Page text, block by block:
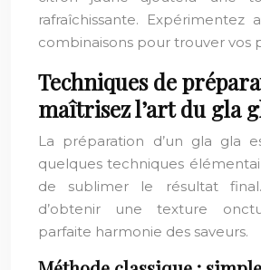
rafraîchissante. Expérimentez
combinaisons pour trouver vos
Techniques de
maîtrisez l’art du gla
La préparation d’un gla gla
quelques techniques
de sublimer le résultat
d’obtenir une texture
parfaite harmonie des saveurs.